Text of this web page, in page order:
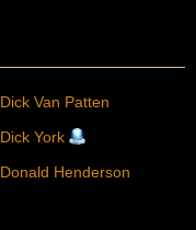
Dick Van Patten
Dick York
Donald Henderson